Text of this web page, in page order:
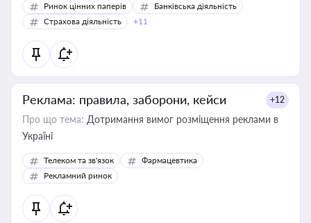
Ринок цінних паперів
Банківська діяльність
Страхова діяльність
+11
Реклама: правила, заборони, кейси +12
Про що тема: Дотримання вимог розміщення реклами в
Україні
Телеком та зв'язок
Фармацевтика
Рекламний ринок